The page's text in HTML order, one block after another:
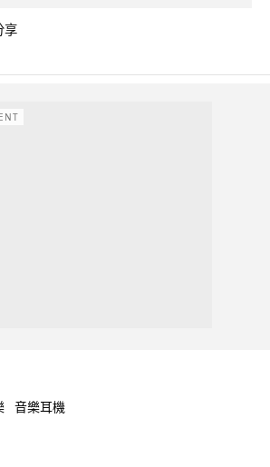
享
音樂耳機